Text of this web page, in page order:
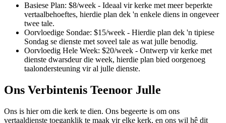
Basiese Plan: $8/week - Ideaal vir kerke met meer beperkte
vertaalbehoeftes, hierdie plan dek 'n enkele diens in ongeveer
twee tale.
Oorvloedige Sondae: $15/week - Hierdie plan dek 'n tipiese
Sondag se dienste met soveel tale as wat julle benodig.
Oorvloedig Hele Week: $20/week - Ontwerp vir kerke met
dienste dwarsdeur die week, hierdie plan bied oorgenoeg
taalondersteuning vir al julle dienste.
Ons Verbintenis Teenoor Julle
Ons is hier om die kerk te dien. Ons begeerte is om ons
vertaaldienste toeganklik te maak vir elke kerk, en ons wil hê dit